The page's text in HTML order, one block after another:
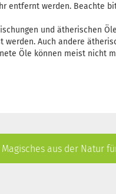
entfernt werden. Beachte
und ätherischen
Auch andere
Öle können meist nicht
aus der Natur